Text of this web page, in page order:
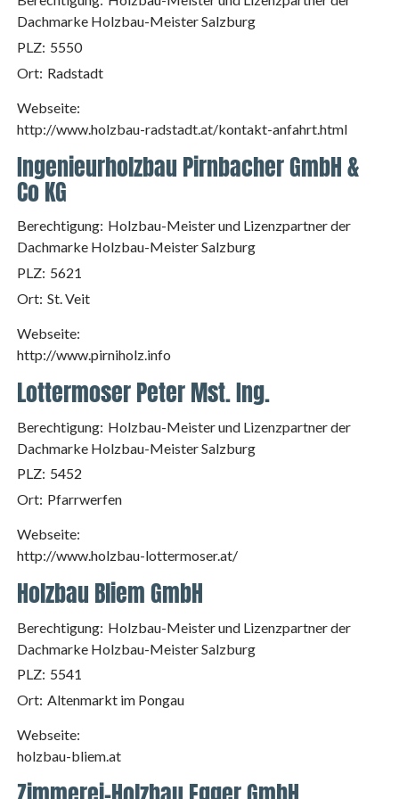
Dachmarke Holzbau-Meister Salzburg
PLZ: 5550
Ort: Radstadt
Webseite:
http://www.holzbau-radstadt.at/kontakt-anfahrt.html
Ingenieurholzbau Pirnbacher GmbH &
Co KG
Berechtigung: Holzbau-Meister und Lizenzpartner der
Dachmarke Holzbau-Meister Salzburg
PLZ: 5621
Ort: St. Veit
Webseite:
http://www.pirniholz.info
Lottermoser Peter Mst. Ing.
Berechtigung: Holzbau-Meister und Lizenzpartner der
Dachmarke Holzbau-Meister Salzburg
PLZ: 5452
Ort: Pfarrwerfen
Webseite:
http://www.holzbau-lottermoser.at/
Holzbau Bliem GmbH
Berechtigung: Holzbau-Meister und Lizenzpartner der
Dachmarke Holzbau-Meister Salzburg
PLZ: 5541
Ort: Altenmarkt im Pongau
Webseite:
holzbau-bliem.at